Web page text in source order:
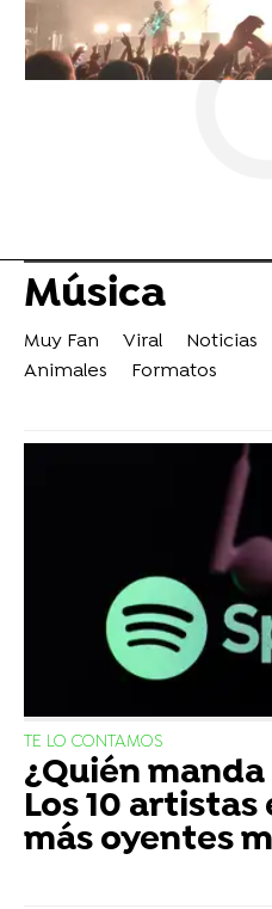
Música
Muy Fan Viral Noticias
Animales
Formatos
TE LO CONTAMOS
¿Quién
Los 10
más oyentes